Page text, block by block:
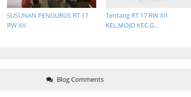
Tentang RT 17 RW XII
KEL.MOJO KEC.G...
SUSUNAN PENGURUS RT 17
RW XII
Blog Comments